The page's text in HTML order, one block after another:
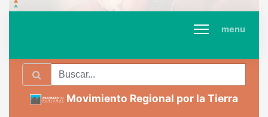
menu
Movimiento Regional por la Tierra